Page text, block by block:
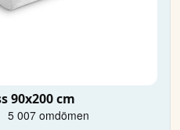
90x200 cm